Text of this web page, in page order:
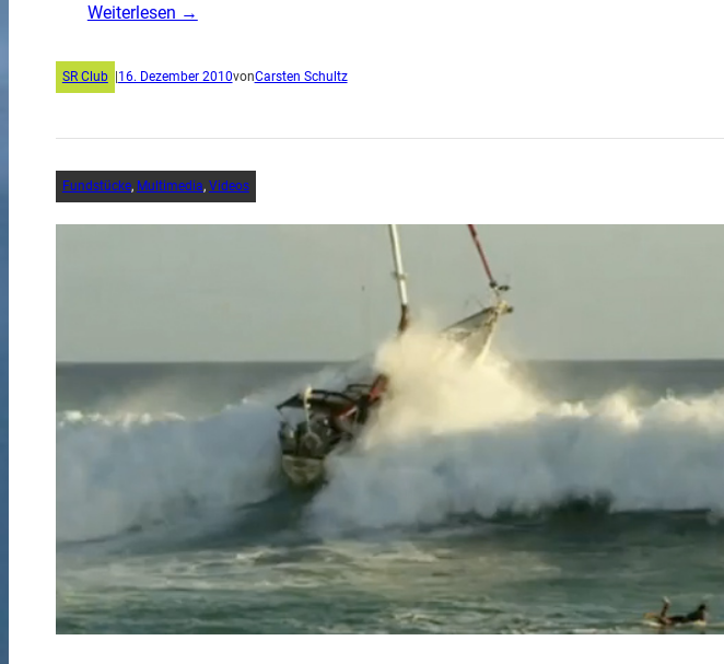
Weiterlesen →
SR Club 16. Dezember 2010vonCarsten Schultz
Fundstücke, Multimedia, Videos